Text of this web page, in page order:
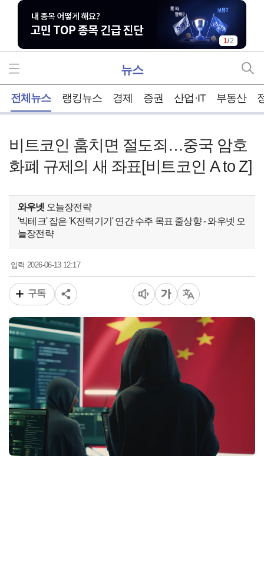
1/2
뉴스
전체뉴스 랭킹뉴스 경제 증권 산업·IT 부동산
비트코인 훔치면 절도죄…중국 암호
화폐 규제의 새 좌표[비트코인 A to Z]
와우넷 오늘장전략
'빅테크' 잡은 'K전력기기' 연간 수주 목표 줄상향 - 와우넷 오
늘장전략
입력 2026-06-13 12:17
구독